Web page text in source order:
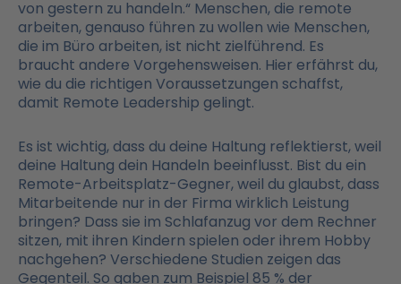
von gestern zu handeln.“ Menschen, die remote
arbeiten, genauso führen zu wollen wie Menschen,
die im Büro arbeiten, ist nicht zielführend. Es
braucht andere Vorgehensweisen. Hier erfährst du,
wie du die richtigen Voraussetzungen schaffst,
damit Remote Leadership gelingt.
Es ist wichtig, dass du deine Haltung reflektierst, weil
deine Haltung dein Handeln beeinflusst. Bist du ein
Remote-Arbeitsplatz-Gegner, weil du glaubst, dass
Mitarbeitende nur in der Firma wirklich Leistung
bringen? Dass sie im Schlafanzug vor dem Rechner
sitzen, mit ihren Kindern spielen oder ihrem Hobby
nachgehen? Verschiedene Studien zeigen das
Gegenteil. So gaben zum Beispiel 85 % der